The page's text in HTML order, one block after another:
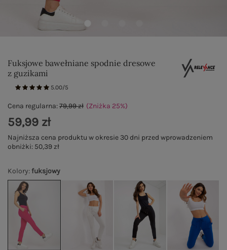
Fuksjowe bawełniane spodnie dresowe
z guzikami
5.00/5
Kolory:fuksjowy
Cena regularna:79,99 zł (Zniżka 25%)
59,99 zł
Najniższa cena produktu w okresie 30 dni przed wprowadzeniem
obniżki: 50,39 zł